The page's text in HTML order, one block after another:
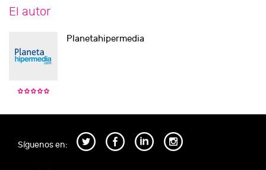
El autor
Planetahipermedia
Síguenos en: